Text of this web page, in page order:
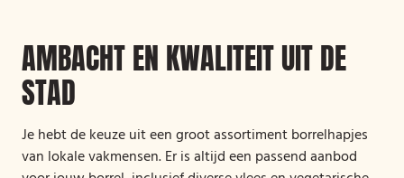
AMBACHT EN KWALITEIT UIT DE
STAD
Je hebt de keuze uit een groot assortiment borrelhapjes
van lokale vakmensen. Er is altijd een passend aanbod